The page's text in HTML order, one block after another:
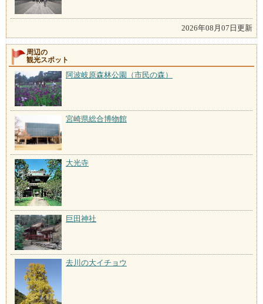
2026年08月07日更新
周辺の
観光スポット
阿波岐原森林公園（市民の森）
宮崎県総合博物館
大光寺
巨田神社
去川の大イチョウ